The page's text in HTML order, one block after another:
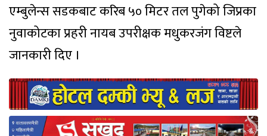
एम्बुलेन्स सडकबाट करिब ५० मिटर तल पुगेको जिप्रका
नुवाकोटका प्रहरी नायब उपरीक्षक मधुकरजंग विष्टले
जानकारी दिए ।